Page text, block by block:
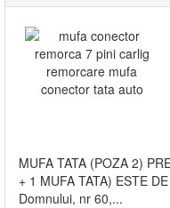
MUFA TATA (POZA 2)
+ 1 MUFA TATA) ESTE
Domnului, nr 60,...